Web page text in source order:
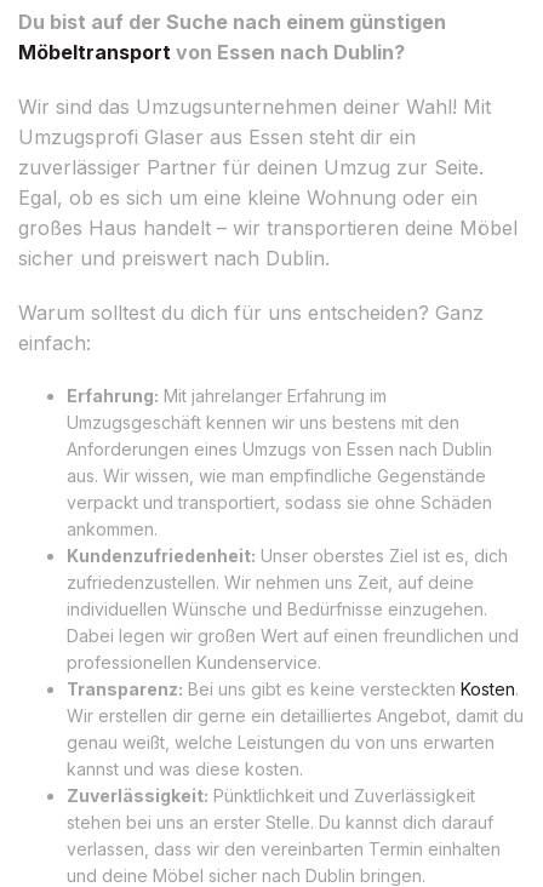
Du bist auf der Suche nach einem günstigen
Möbeltransport von Essen nach Dublin?
Wir sind das Umzugsunternehmen deiner Wahl! Mit
Umzugsprofi Glaser aus Essen steht dir ein
zuverlässiger Partner für deinen Umzug zur Seite.
Egal, ob es sich um eine kleine Wohnung oder ein
großes Haus handelt – wir transportieren deine Möbel
sicher und preiswert nach Dublin.
Warum solltest du dich für uns entscheiden? Ganz
einfach:
Erfahrung: Mit jahrelanger Erfahrung im
Umzugsgeschäft kennen wir uns bestens mit den
Anforderungen eines Umzugs von Essen nach Dublin
aus. Wir wissen, wie man empfindliche Gegenstände
verpackt und transportiert, sodass sie ohne Schäden
ankommen.
Kundenzufriedenheit: Unser oberstes Ziel ist es, dich
zufriedenzustellen. Wir nehmen uns Zeit, auf deine
individuellen Wünsche und Bedürfnisse einzugehen.
Dabei legen wir großen Wert auf einen freundlichen und
professionellen Kundenservice.
Transparenz: Bei uns gibt es keine versteckten Kosten.
Wir erstellen dir gerne ein detailliertes Angebot, damit du
genau weißt, welche Leistungen du von uns erwarten
kannst und was diese kosten.
Zuverlässigkeit: Pünktlichkeit und Zuverlässigkeit
stehen bei uns an erster Stelle. Du kannst dich darauf
verlassen, dass wir den vereinbarten Termin einhalten
und deine Möbel sicher nach Dublin bringen.